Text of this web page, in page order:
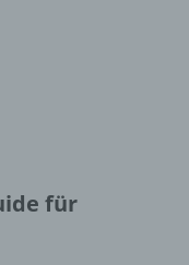
für